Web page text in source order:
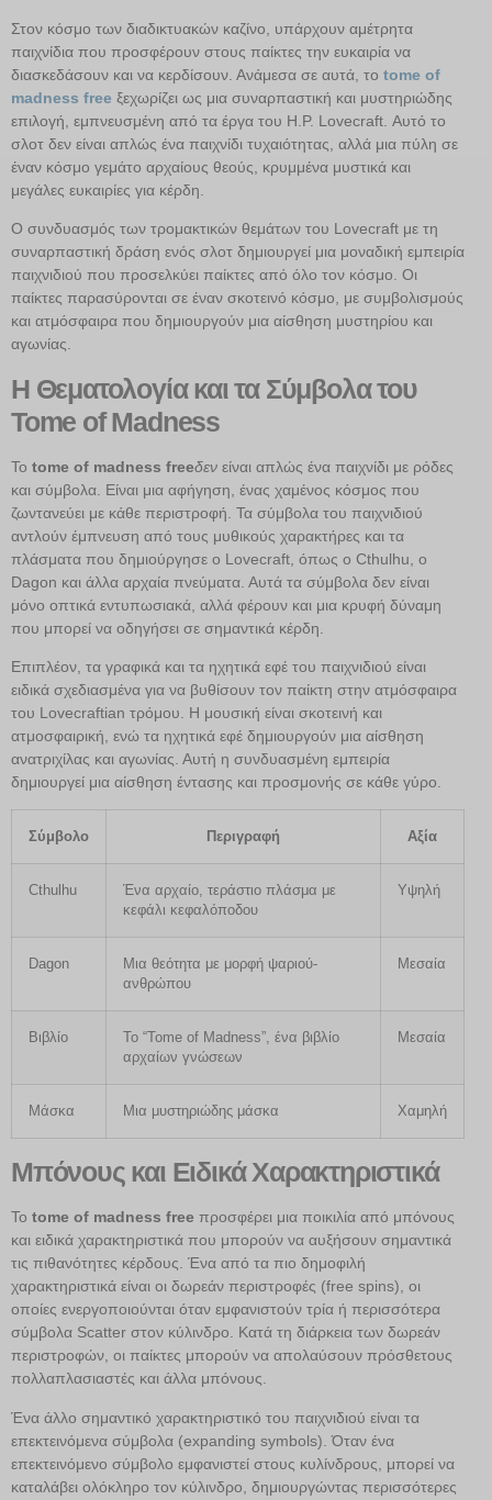
Στον κόσμο των διαδικτυακών καζίνο, υπάρχουν αμέτρητα
παιχνίδια που προσφέρουν στους παίκτες την ευκαιρία να
διασκεδάσουν και να κερδίσουν. Ανάμεσα σε αυτά, το tome of
madness free ξεχωρίζει ως μια συναρπαστική και μυστηριώδης
επιλογή, εμπνευσμένη από τα έργα του H.P. Lovecraft. Αυτό το
σλοτ δεν είναι απλώς ένα παιχνίδι τυχαιότητας, αλλά μια πύλη σε
έναν κόσμο γεμάτο αρχαίους θεούς, κρυμμένα μυστικά και
μεγάλες ευκαιρίες για κέρδη.
Ο συνδυασμός των τρομακτικών θεμάτων του Lovecraft με τη
συναρπαστική δράση ενός σλοτ δημιουργεί μια μοναδική εμπειρία
παιχνιδιού που προσελκύει παίκτες από όλο τον κόσμο. Οι
παίκτες παρασύρονται σε έναν σκοτεινό κόσμο, με συμβολισμούς
και ατμόσφαιρα που δημιουργούν μια αίσθηση μυστηρίου και
αγωνίας.
Η Θεματολογία και τα Σύμβολα του
Tome of Madness
Το tome of madness freeδεν είναι απλώς ένα παιχνίδι με ρόδες
και σύμβολα. Είναι μια αφήγηση, ένας χαμένος κόσμος που
ζωντανεύει με κάθε περιστροφή. Τα σύμβολα του παιχνιδιού
αντλούν έμπνευση από τους μυθικούς χαρακτήρες και τα
πλάσματα που δημιούργησε ο Lovecraft, όπως ο Cthulhu, ο
Dagon και άλλα αρχαία πνεύματα. Αυτά τα σύμβολα δεν είναι
μόνο οπτικά εντυπωσιακά, αλλά φέρουν και μια κρυφή δύναμη
που μπορεί να οδηγήσει σε σημαντικά κέρδη.
Επιπλέον, τα γραφικά και τα ηχητικά εφέ του παιχνιδιού είναι
ειδικά σχεδιασμένα για να βυθίσουν τον παίκτη στην ατμόσφαιρα
του Lovecraftian τρόμου. Η μουσική είναι σκοτεινή και
ατμοσφαιρική, ενώ τα ηχητικά εφέ δημιουργούν μια αίσθηση
ανατριχίλας και αγωνίας. Αυτή η συνδυασμένη εμπειρία
δημιουργεί μια αίσθηση έντασης και προσμονής σε κάθε γύρο.
Σύμβολο Περιγραφή Αξία
Cthulhu
Ένα αρχαίο, τεράστιο πλάσμα με
κεφάλι κεφαλόποδου
Υψηλή
Dagon
Μια θεότητα με μορφή ψαριού-
ανθρώπου
Μεσαία
Βιβλίο
Το “Tome of Madness”, ένα βιβλίο
αρχαίων γνώσεων
Μεσαία
Μάσκα Μια μυστηριώδης μάσκα Χαμηλή
Μπόνους και Ειδικά Χαρακτηριστικά
Το tome of madness free προσφέρει μια ποικιλία από μπόνους
και ειδικά χαρακτηριστικά που μπορούν να αυξήσουν σημαντικά
τις πιθανότητες κέρδους. Ένα από τα πιο δημοφιλή
χαρακτηριστικά είναι οι δωρεάν περιστροφές (free spins), οι
οποίες ενεργοποιούνται όταν εμφανιστούν τρία ή περισσότερα
σύμβολα Scatter στον κύλινδρο. Κατά τη διάρκεια των δωρεάν
περιστροφών, οι παίκτες μπορούν να απολαύσουν πρόσθετους
πολλαπλασιαστές και άλλα μπόνους.
Ένα άλλο σημαντικό χαρακτηριστικό του παιχνιδιού είναι τα
επεκτεινόμενα σύμβολα (expanding symbols). Όταν ένα
επεκτεινόμενο σύμβολο εμφανιστεί στους κυλίνδρους, μπορεί να
καταλάβει ολόκληρο τον κύλινδρο, δημιουργώντας περισσότερες